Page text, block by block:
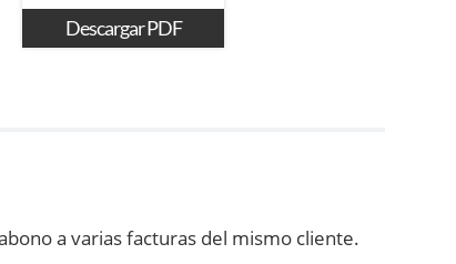
Descargar PDF
a varias facturas del mismo cliente.